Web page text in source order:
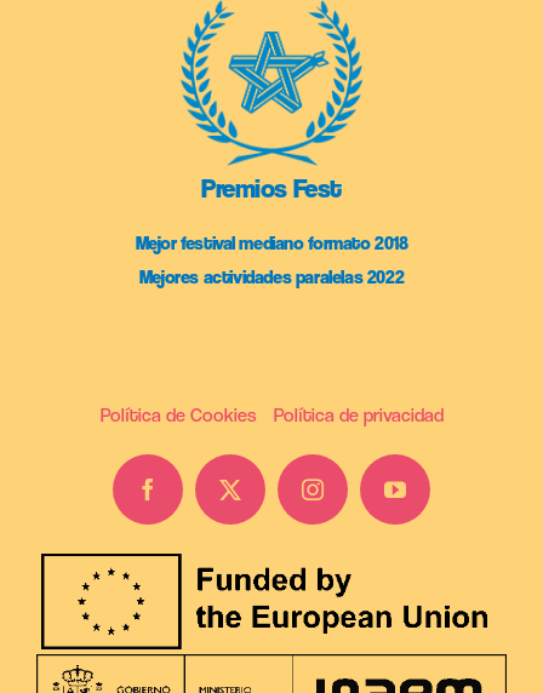
Premios Fest
Mejor festival mediano formato 2018
Mejores actividades paralelas 2022
Política de Cookies Política de privacidad